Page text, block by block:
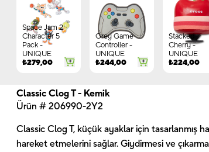
Space Jam 2
Character 5
Pack -
UNIQUE
₺279,00
Grey Game
Controller -
UNIQUE
₺244,00
Stacked
Cherry -
UNIQUE
₺224,00
Classic Clog T - Kemik
Ürün # 206990-2Y2
Classic Clog T, küçük ayaklar için tasarlanmış
hareket etmelerini sağlar. Giydirmesi ve